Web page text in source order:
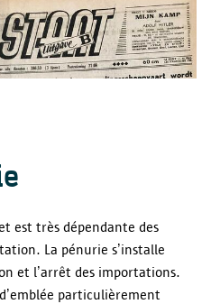
est très dépendante des
La pénurie s’installe
et l’arrêt des importations.
particulièrement